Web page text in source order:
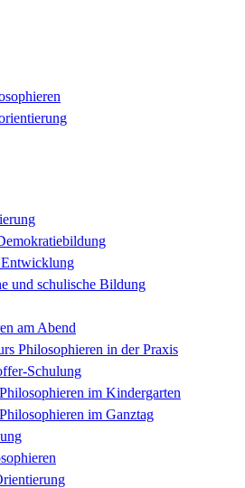
und schulische Bildung
am Abend
Philosophieren in der Praxis
Schulung
im Kindergarten
im Ganztag